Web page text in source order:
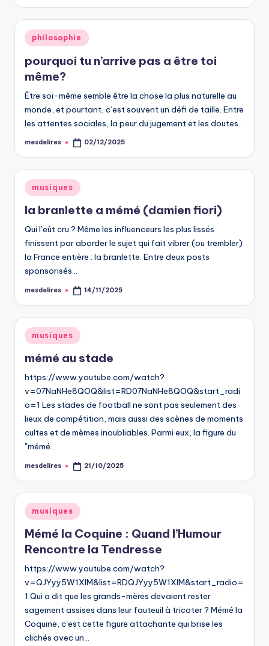
Posted
in
philosophie
pourquoi tu n’arrive pas a être toi
même?
Être soi-même semble être la chose la plus naturelle au
monde, et pourtant, c’est souvent un défi de taille. Entre
les attentes sociales, la peur du jugement et les doutes…
Posted
mesdelires 02/12/2025
Posted
in
musiques
la branlette a mémé (damien fiori)
Qui l’eût cru ? Même les influenceurs les plus lissés
finissent par aborder le sujet qui fait vibrer (ou trembler)
la France entière : la branlette. Entre deux posts
sponsorisés…
Posted
mesdelires 14/11/2025
Posted
in
musiques
mémé au stade
https://www.youtube.com/watch?
v=07NaNHe8QOQ&list=RD07NaNHe8QOQ&start_radi
o=1 Les stades de football ne sont pas seulement des
lieux de compétition, mais aussi des scènes de moments
cultes et de mèmes inoubliables. Parmi eux, la figure du
"mémé…
Posted
mesdelires 21/10/2025
Posted
in
musiques
Mémé la Coquine : Quand l’Humour
Rencontre la Tendresse
https://www.youtube.com/watch?
v=QJYyy5W1XIM&list=RDQJYyy5W1XIM&start_radio=
1 Qui a dit que les grands-mères devaient rester
sagement assises dans leur fauteuil à tricoter ? Mémé la
Coquine, c’est cette figure attachante qui brise les
clichés avec un…